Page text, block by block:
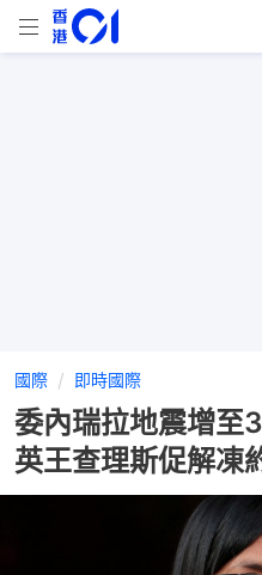
國際 即時國際
委內瑞拉地震增
英王查理斯促解凍